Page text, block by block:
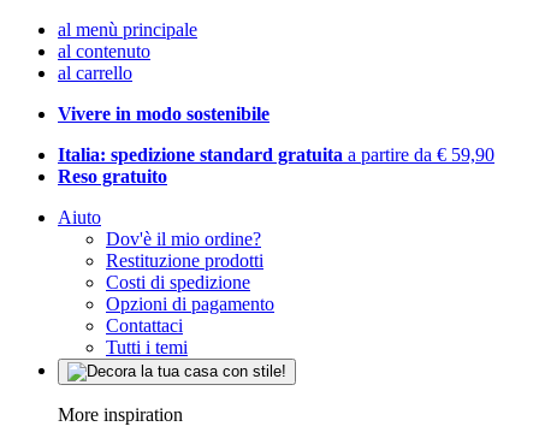
al menù principale
al contenuto
al carrello
Vivere in modo sostenibile
Italia: spedizione standard gratuita a partire da € 59,90
Reso gratuito
Aiuto
Dov'è il mio ordine?
Restituzione prodotti
Costi di spedizione
Opzioni di pagamento
Contattaci
Tutti i temi
More inspiration